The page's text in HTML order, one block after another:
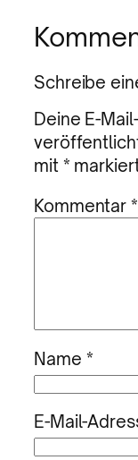
Schreibe
Deine E-
mit *
Kommentar*
Name *
E-Mail-